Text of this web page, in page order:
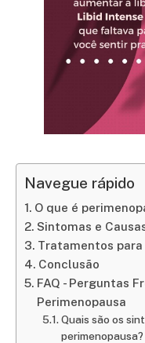
Navegue rápido
O que é
Sintomas e
Tratamentos para
Conclusão
FAQ - Perguntas
Perimenopausa
Quais são os
perimenopausa?